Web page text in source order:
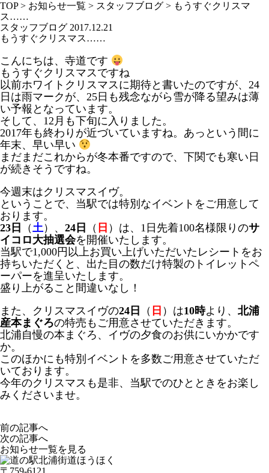
TOP> お知らせ一覧 > スタッフブログ > もうすぐクリスマ
ス……
スタッフブログ 2017.12.21
もうすぐクリスマス……
こんにちは、寺道です
もうすぐクリスマスですね
以前ホワイトクリスマスに期待と書いたのですが、24
日は雨マークが、25日も残念ながら雪が降る望みは薄
い予報となっています。
そして、12月も下旬に入りました。
2017年も終わりが近づいていますね。あっという間に
年末、早い早い
まだまだこれからが冬本番ですので、下関でも寒い日
が続きそうですね。
今週末はクリスマスイヴ。
ということで、当駅では特別なイベントをご用意して
おります。
23日
（土）、 24日 （ 日 ）は、1日先着100名様限りのサ
イコロ大抽選会を開催いたします。
当駅で1,000円以上お買い上げいただいたレシートをお
持ちいただくと、出た目の数だけ特製のトイレットペ
ーパーを進呈いたします。
盛り上がること間違いなし！
また、クリスマスイヴの24日 （ 日 ）は10時より、 北浦
産本まぐろの特売もご用意させていただきます。
北浦自慢の本まぐろ、イヴの夕食のお供にいかかです
か。
このほかにも特別イベントを多数ご用意させていただ
いております。
今年のクリスマスも是非、当駅でのひとときをお楽し
みくださいませ。
前の記事へ
次の記事へ
お知らせ一覧を見る